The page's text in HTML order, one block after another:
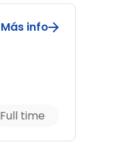
Más info
Full time